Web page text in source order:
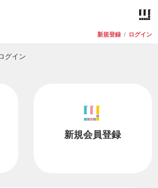
新規登録 / ログイン
グイン
新規会員登録